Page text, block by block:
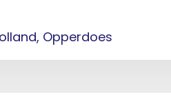
Opperdoes